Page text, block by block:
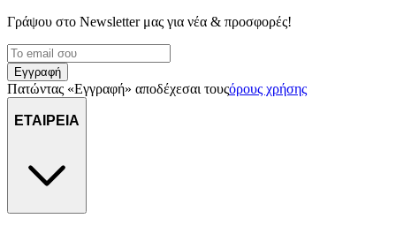
Γράψου στο Νewsletter μας για νέα & προσφορές!
Εγγραφή
Πατώντας «Εγγραφή» αποδέχεσαι τουςόρους χρήσης
ΕΤΑΙΡΕΙΑ